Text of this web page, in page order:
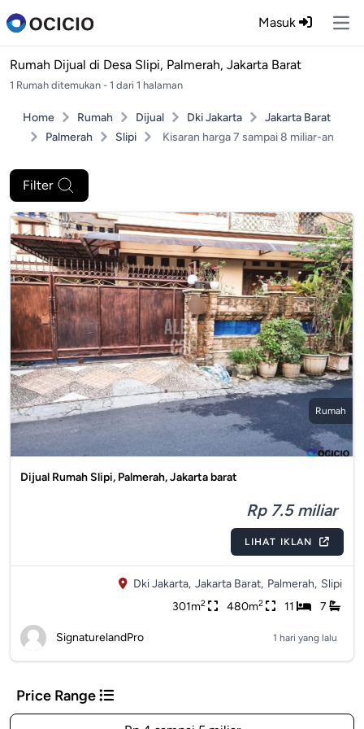
Masuk
Rumah Dijual di Desa Slipi, Palmerah, Jakarta Barat
1 Rumah ditemukan - 1 dari 1 halaman
Home Rumah Dijual Dki Jakarta
Jakarta Barat
Palmerah
Slipi Kisaran harga 7 sampai 8 miliar-an
Filter
Rumah
Dijual Rumah Slipi, Palmerah, Jakarta barat
Rp 7.5 miliar
LIHAT IKLAN
Dki Jakarta, Jakarta Barat, Palmerah, Slipi
301m2 480m2 11 7
SignaturelandPro 1 hari yang lalu
Price Range